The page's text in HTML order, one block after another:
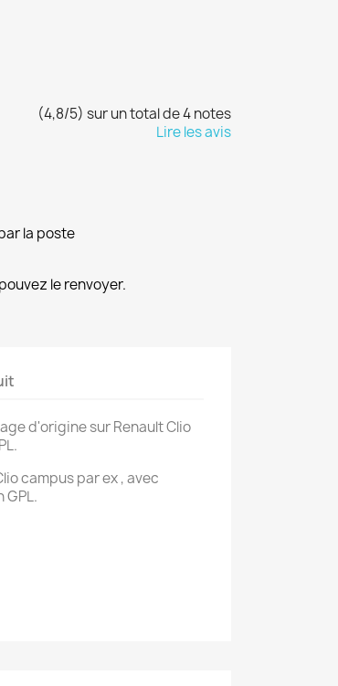
(4,8/5) sur un total de 4 notes
Lire les avis
la poste
le renvoyer.
d'origine sur Renault Clio
campus par ex , avec